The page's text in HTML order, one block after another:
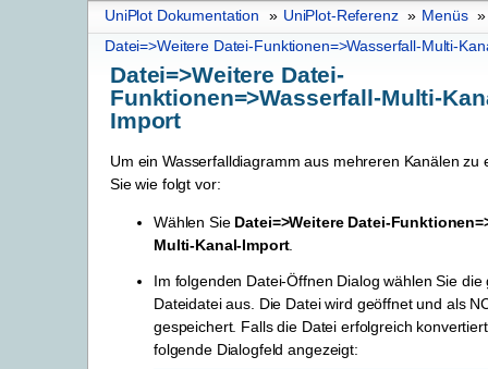
UniPlot Dokumentation » UniPlot-Referenz » Menüs »
Datei=>Weitere Datei-Funktionen=>Wasserfall-Multi-
Datei=>Weitere Datei-
Funktionen=>Wasserfall-Multi-
Import
Um ein Wasserfalldiagramm aus mehreren Kanälen zu
Sie wie folgt vor:
Wählen Sie Datei=>Weitere Datei-
Multi-Kanal-Import.
Im folgenden Datei-Öffnen Dialog wählen Sie die
Dateidatei aus. Die Datei wird geöffnet und als
gespeichert. Falls die Datei erfolgreich
folgende Dialogfeld angezeigt: